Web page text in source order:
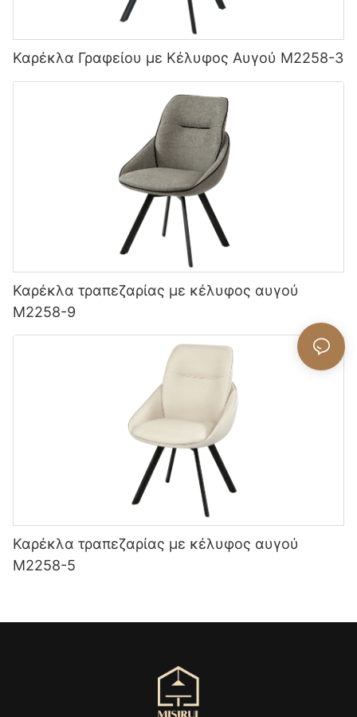
Καρέκλα Γραφείου με Κέλυφος Αυγού M2258-3
Καρέκλα τραπεζαρίας με κέλυφος αυγού
M2258-9
Καρέκλα τραπεζαρίας με κέλυφος αυγού
M2258-5